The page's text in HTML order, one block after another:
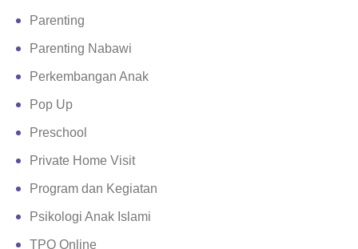
Parenting
Parenting Nabawi
Perkembangan Anak
Pop Up
Preschool
Private Home Visit
Program dan Kegiatan
Psikologi Anak Islami
TPQ Online